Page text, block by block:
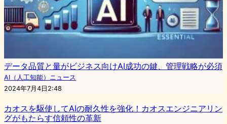
データ品質と量がビジネス向けAI成功の鍵、管理戦略が必須
AI（人工知能）ニュース
2024年7月4日2:48
カオスを駆使してAIの耐久性を強化！カオスエンジニアリン
グがもたらす信頼性の革新